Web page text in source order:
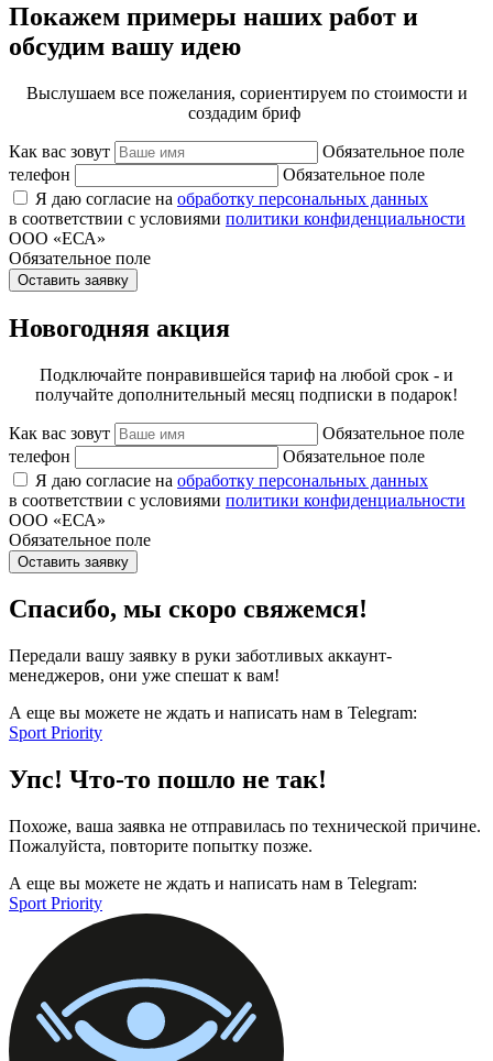
Покажем примеры наших работ и
обсудим вашу идею
Выслушаем все пожелания, сориентируем по стоимости и
создадим бриф
Как вас зовут
Обязательное поле
телефон
Обязательное поле
Я даю согласие на обработку персональных данных
в соответствии с условиями политики конфиденциальности
ООО «ЕСА»
Обязательное поле
Оставить заявку
Новогодняя акция
Подключайте понравившейся тариф на любой срок - и
получайте дополнительный месяц подписки в подарок!
Как вас зовут
Обязательное поле
телефон
Обязательное поле
Я даю согласие на обработку персональных данных
в соответствии с условиями политики конфиденциальности
ООО «ЕСА»
Обязательное поле
Оставить заявку
Спасибо, мы скоро свяжемся!
Передали вашу заявку в руки заботливых аккаунт-
менеджеров, они уже спешат к вам!
А еще вы можете не ждать и написать нам в Telegram:
Sport Priority
Упс! Что-то пошло не так!
Похоже, ваша заявка не отправилась по технической причине.
Пожалуйста, повторите попытку позже.
А еще вы можете не ждать и написать нам в Telegram:
Sport Priority